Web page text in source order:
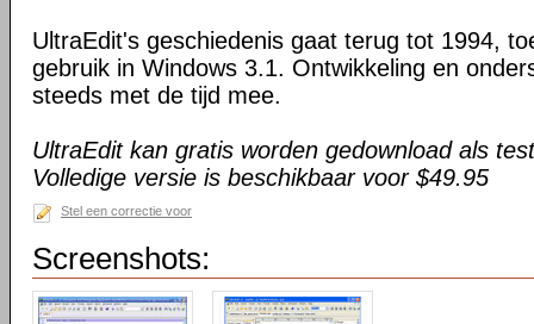
UltraEdit's geschiedenis gaat terug tot 1994,
gebruik in Windows 3.1. Ontwikkeling en
steeds met de tijd mee.
UltraEdit kan gratis worden gedownload als
Volledige versie is beschikbaar voor $49.95
Stel een correctie voor
Screenshots: